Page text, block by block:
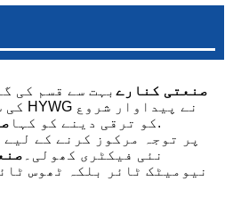
صنعتی کنارے بہت سے قسم کی
کیونکہ ہمارے بہت سے OE صارفین کی مانگ ہے۔ وولوو کوریا نے HYWG کو ترقی دینے کو کہا
نئی فیکٹری کھولی۔
نیومیٹک ٹائر بلکہ ٹھوس